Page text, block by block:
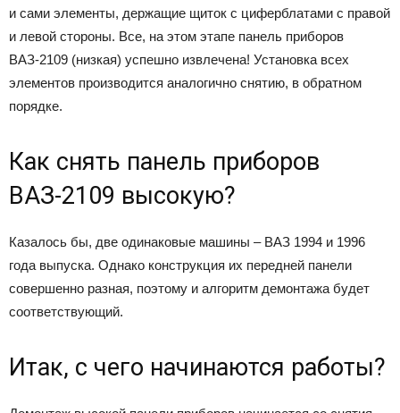
и сами элементы, держащие щиток с циферблатами с правой
и левой стороны. Все, на этом этапе панель приборов
ВАЗ-2109 (низкая) успешно извлечена! Установка всех
элементов производится аналогично снятию, в обратном
порядке.
Как снять панель приборов
ВАЗ-2109 высокую?
Казалось бы, две одинаковые машины – ВАЗ 1994 и 1996
года выпуска. Однако конструкция их передней панели
совершенно разная, поэтому и алгоритм демонтажа будет
соответствующий.
Итак, с чего начинаются работы?